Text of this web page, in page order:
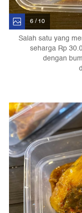
6 / 10
Salah satu yang
seharga Rp
dengan